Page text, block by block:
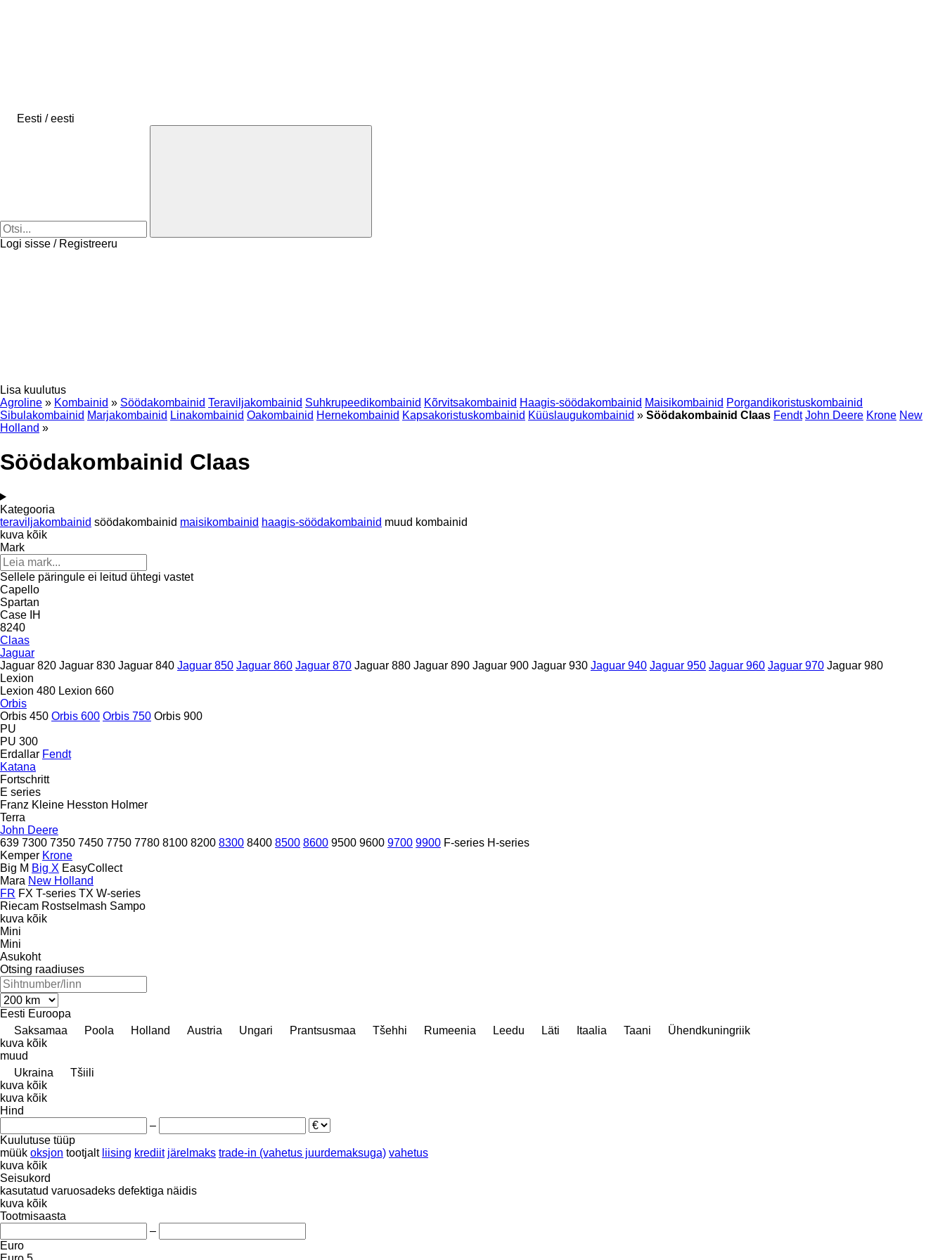
Eesti / eesti
Logi sisse / Registreeru
Lisa kuulutus
Agroline » Kombainid » Söödakombainid Teraviljakombainid Suhkrupeedikombainid Kõrvitsakombainid Haagis-söödakombainid Maisikombainid Porgandikoristuskombainid
Sibulakombainid Marjakombainid Linakombainid Oakombainid Hernekombainid Kapsakoristuskombainid Küüslaugukombainid » Söödakombainid Claas Fendt John Deere Krone New
Holland »
Söödakombainid Claas
Kategooria
teraviljakombainid söödakombainid maisikombainid haagis-söödakombainid muud kombainid
kuva kõik
Mark
Sellele päringule ei leitud ühtegi vastet
Capello
Spartan
Case IH
8240
Claas
Jaguar
Jaguar 820 Jaguar 830 Jaguar 840 Jaguar 850 Jaguar 860 Jaguar 870 Jaguar 880 Jaguar 890 Jaguar 900 Jaguar 930 Jaguar 940 Jaguar 950 Jaguar 960 Jaguar 970 Jaguar 980
Lexion
Lexion 480 Lexion 660
Orbis
Orbis 450 Orbis 600 Orbis 750 Orbis 900
PU
PU 300
Erdallar Fendt
Katana
Fortschritt
E series
Franz Kleine Hesston Holmer
Terra
John Deere
639 7300 7350 7450 7750 7780 8100 8200 8300 8400 8500 8600 9500 9600 9700 9900 F-series H-series
Kemper Krone
Big M Big X EasyCollect
Mara New Holland
FR FX T-series TX W-series
Riecam Rostselmash Sampo
kuva kõik
Mini
Mini
Asukoht
Otsing raadiuses
Eesti Euroopa
Saksamaa
Poola Holland Austria Ungari Prantsusmaa Tšehhi Rumeenia Leedu Läti Itaalia Taani
Ühendkuningriik
kuva kõik
muud
Ukraina
Tšiili
kuva kõik
kuva kõik
Hind
–
Kuulutuse tüüp
müük oksjon tootjalt liising krediit järelmaks trade-in (vahetus juurdemaksuga) vahetus
kuva kõik
Seisukord
kasutatud varuosadeks defektiga näidis
kuva kõik
Tootmisaasta
–
Euro